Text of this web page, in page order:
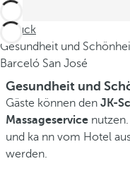
Zurück
Gesundheit und
Barceló San José
Gesundheit und
Gäste können den JK-
Massageservice
und ka nn vom Hotel
werden.